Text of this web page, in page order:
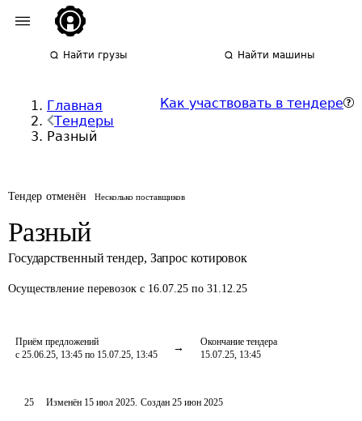
Найти грузы Найти машины
Главная
Тендеры
Разный
Как участвовать в тендере
Тендер отменён Несколько поставщиков
Разный
Государственный тендер, Запрос котировок
Осуществление перевозок с 16.07.25 по 31.12.25
Приём предложений
с 25.06.25, 13:45 по 15.07.25, 13:45
Окончание тендера
15.07.25, 13:45
25 Изменён 15 июл 2025. Создан 25 июн 2025